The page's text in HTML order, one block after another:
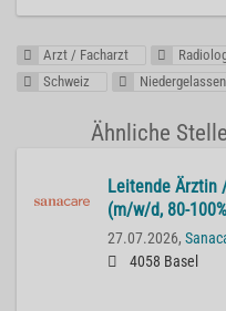
Arzt / Facharzt
Schweiz
Ähnliche
Lei­ten­de Ärz­tin
(m/w/d, 80-
27.07.2026,
4058 Basel